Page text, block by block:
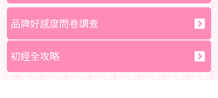
品牌好感度問卷調查
初經全攻略